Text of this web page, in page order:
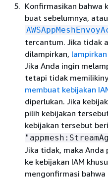
Konfirmasikan bahwa
buat sebelumnya,
tercantum. Jika tidak
dilampirkan,
Jika Anda ingin
tetapi tidak
membuat kebijakan
diperlukan. Jika
pilih kebijakan
kebijakan tersebut
Jika tidak, maka Anda
ke kebijakan IAM
mengonfirmasi bahwa